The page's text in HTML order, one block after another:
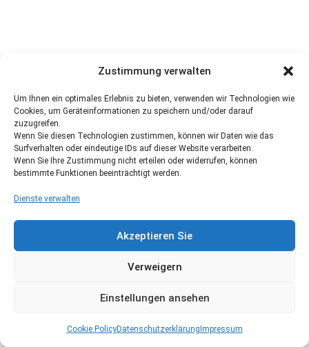
Zustimmung verwalten
Um Ihnen ein optimales Erlebnis zu bieten, verwenden wir Technologien wie
Cookies, um Geräteinformationen zu speichern und/oder darauf
zuzugreifen.
Wenn Sie diesen Technologien zustimmen, können wir Daten wie das
Surfverhalten oder eindeutige IDs auf dieser Website verarbeiten.
Wenn Sie Ihre Zustimmung nicht erteilen oder widerrufen, können
bestimmte Funktionen beeinträchtigt werden.
Dienste verwalten
Akzeptieren Sie
Verweigern
Einstellungen ansehen
Cookie PolicyDatenschutzerklärung Impressum